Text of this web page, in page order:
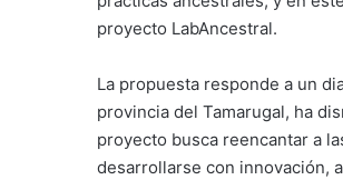
proyecto LabAncestral.
La propuesta responde a un
provincia del Tamarugal, ha
proyecto busca reencantar a
desarrollarse con innovación,